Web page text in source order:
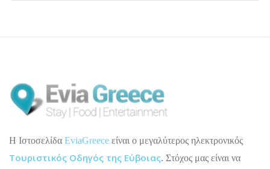
H Ιστοσελίδα EviaGreece είναι ο μεγαλύτερος ηλεκτρονικός
Τουριστικός Οδηγός της Εύβοιας. Στόχος μας είναι να